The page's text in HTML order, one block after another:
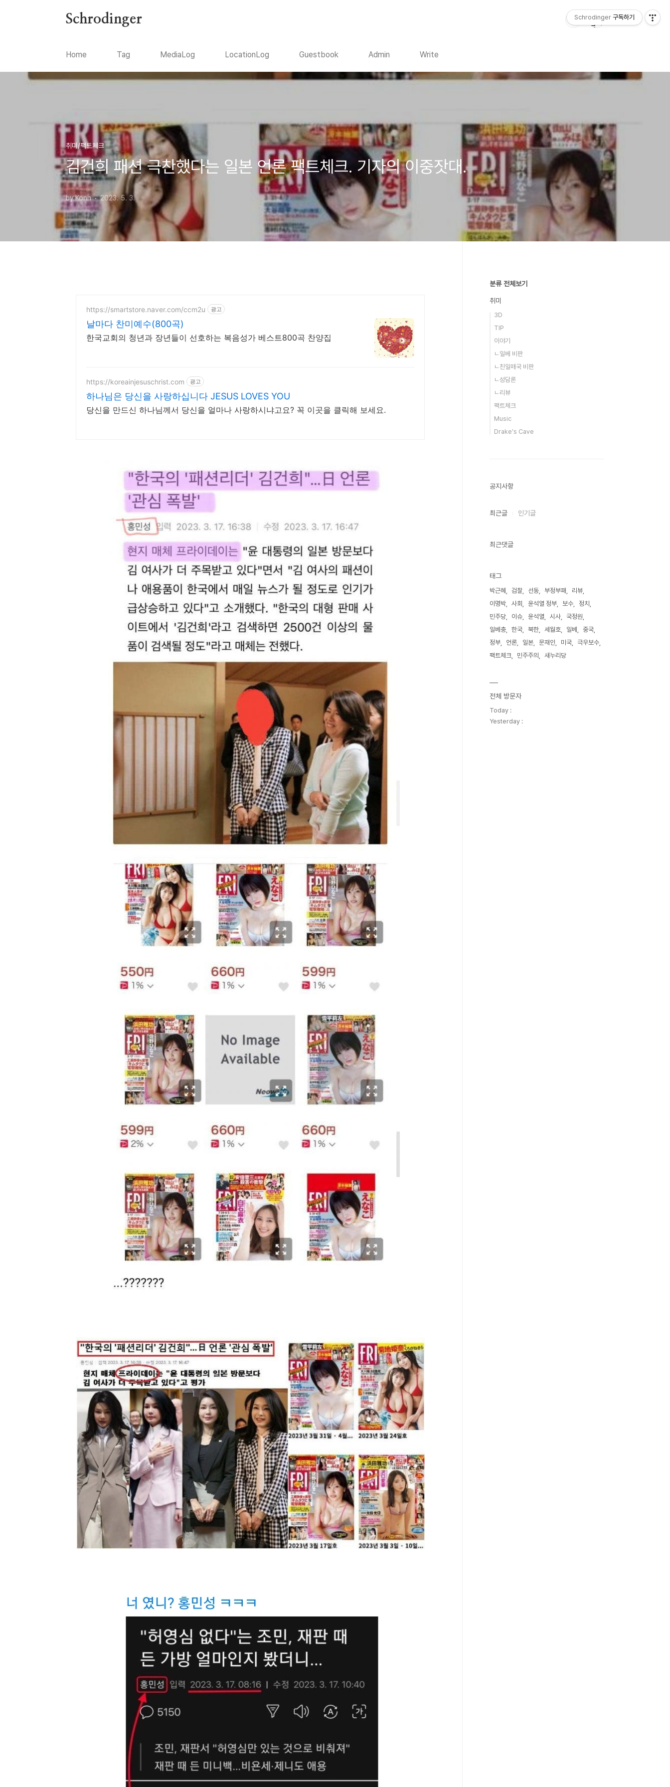
Schrodinger
Home Tag MediaLog LocationLog Guestbook Admin Write
취미/팩트체크
김건희 패션 극찬했다는 일본 언론 팩트체크. 기자의 이중잣대.
by Konn 2023. 5. 3.
https://smartstore.naver.com/ccm2u 광고
날마다 찬미예수(800곡)
한국교회의 청년과 장년들이 선호하는 복음성가 베스트800곡 찬양집
https://koreainjesuschrist.com 광고
하나님은 당신을 사랑하십니다 JESUS LOVES YOU
당신을 만드신 하나님께서 당신을 얼마나 사랑하시냐고요? 꼭 이곳을 클릭해 보세요.
분류 전체보기
취미
3D
TIP
이야기
ㄴ일베 비판
ㄴ친일매국 비판
ㄴ성담론
ㄴ리뷰
팩트체크
Music
Drake's Cave
공지사항
최근글 인기글
최근댓글
태그
박근혜 검찰 선동 부정부패
리뷰
이명박
사회 윤석열 정부 보수
정치
민주당
이슈 윤석열 시사
국정원
일베충
한국 북한 세월호 일베
중국
정부
언론 일본 문재인 미국
극우보수
팩트체크
민주주의 새누리당
전체 방문자
Today :
Yesterday :
Schrodinger 구독하기